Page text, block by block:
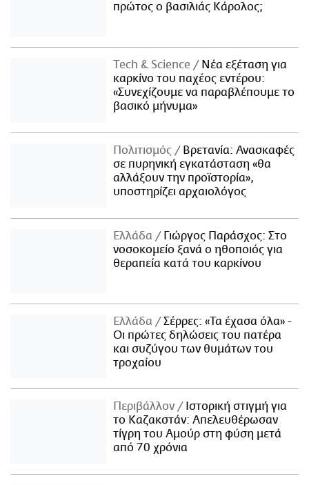
πρώτος ο βασιλιάς Κάρολος;
Τech & Science
Νέα εξέταση για
καρκίνο του παχέος εντέρου:
«Συνεχίζουμε να παραβλέπουμε το
βασικό μήνυμα»
Πολιτισμός
Βρετανία: Ανασκαφές
σε πυρηνική εγκατάσταση «θα
αλλάξουν την προϊστορία»,
υποστηρίζει αρχαιολόγος
Ελλάδα
Γιώργος Παράσχος: Στο
νοσοκομείο ξανά ο ηθοποιός για
θεραπεία κατά του καρκίνου
Ελλάδα
Σέρρες: «Τα έχασα όλα» -
Οι πρώτες δηλώσεις του πατέρα
και συζύγου των θυμάτων του
τροχαίου
Περιβάλλον
Ιστορική στιγμή για
το Καζακστάν: Απελευθέρωσαν
τίγρη του Αμούρ στη φύση μετά
από 70 χρόνια